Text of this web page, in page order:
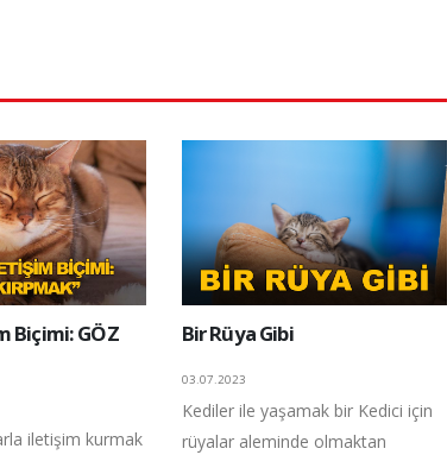
Biçimi: GÖZ
iletişim kurmak
Bir Rüya Gibi
03.07.2023
Kediler ile yaşamak bir Kedici için
rüyalar aleminde olmaktan